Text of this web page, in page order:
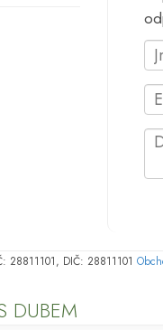
28811101, DIČ: 28811101
DUBEM